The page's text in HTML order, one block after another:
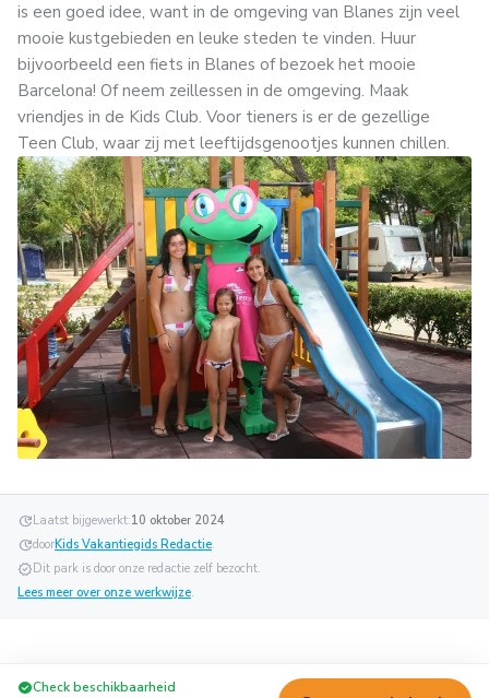
is een goed idee, want in de omgeving van Blanes zijn veel
mooie kustgebieden en leuke steden te vinden. Huur
bijvoorbeeld een fiets in Blanes of bezoek het mooie
Barcelona! Of neem zeillessen in de omgeving. Maak
vriendjes in de Kids Club. Voor tieners is er de gezellige
Teen Club, waar zij met leeftijdsgenootjes kunnen chillen.
updateLaatst bijgewerkt:10 oktober 2024
updatedoorKids Vakantiegids Redactie.
verifiedDit park is door onze redactie zelf bezocht.
Lees meer over onze werkwijze.
check_circleCheck beschikbaarheid